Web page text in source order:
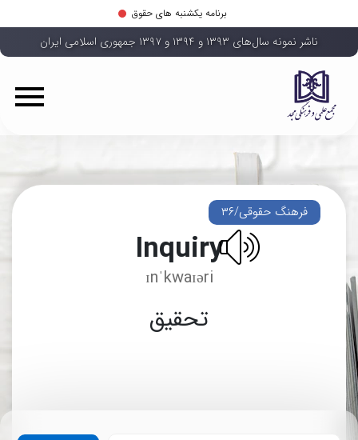
برنامه یکشنبه های حقوق
ناشر نمونه سال‌های ۱۳۹۳ و ۱۳۹۴ و ۱۳۹۷ جمهوری اسلامی ایران
فرهنگ حقوقی/۳۶
Inquiry
ɪnˈkwaɪəri
تحقیق